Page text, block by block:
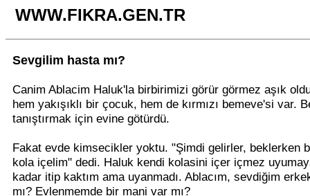
WWW.FIKRA.GEN.TR
Sevgilim hasta mı?
Canim Ablacim Haluk'la birbirimizi görür görmez aşık
hem yakışıklı bir çocuk, hem de kırmızı bemeve'si var.
tanıştırmak için evine götürdü.
Fakat evde kimsecikler yoktu. "Şimdi gelirler, beklerken
kola içelim" dedi. Haluk kendi kolasini içer içmez
kadar itip kaktım ama uyanmadı. Ablacım, sevdiğim
mı? Evlenmemde bir mani var mı?